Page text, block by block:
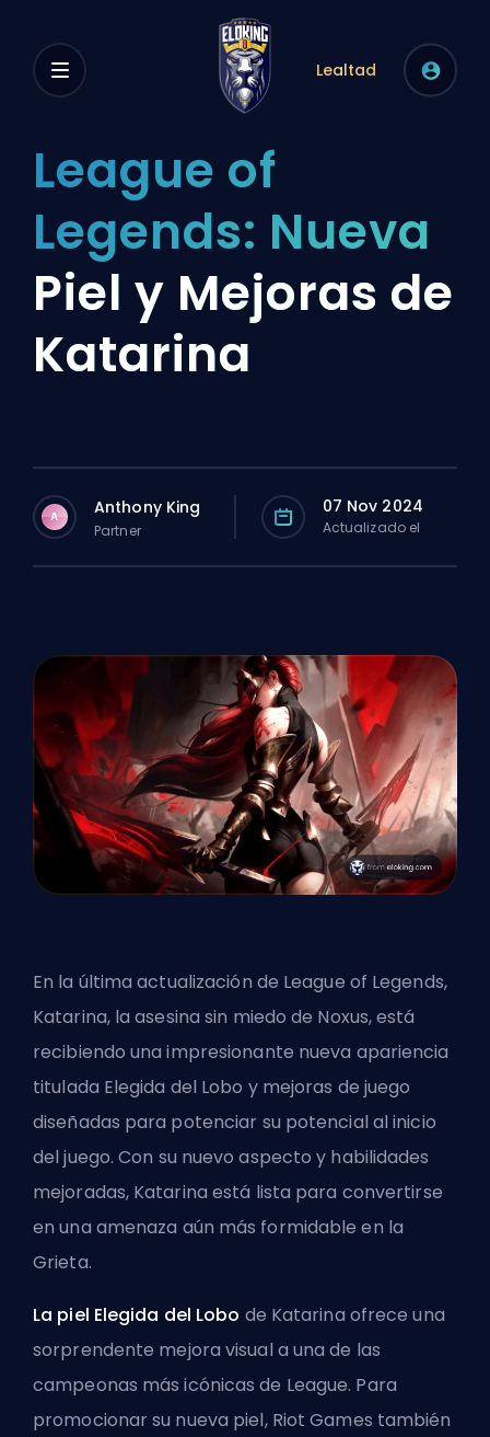
Lealtad
League of
Legends: Nueva
Piel y Mejoras de
Katarina
A Anthony King
Partner
07 Nov 2024
Actualizado el
En la última actualización de League of Legends,
Katarina, la asesina sin miedo de Noxus, está
recibiendo una impresionante nueva apariencia
titulada Elegida del Lobo y mejoras de juego
diseñadas para potenciar su potencial al inicio
del juego. Con su nuevo aspecto y habilidades
mejoradas, Katarina está lista para convertirse
en una amenaza aún más formidable en la
Grieta.
La piel Elegida del Lobo de Katarina ofrece una
sorprendente mejora visual a una de las
campeonas más icónicas de League. Para
promocionar su nueva piel, Riot Games también